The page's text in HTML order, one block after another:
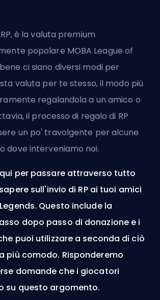
è la valuta premium
popolare MOBA League of
ci siano diversi modi per
valuta per te stesso, il modo più
regalandola a un amico o
il processo di regalo di RP
un po' travolgente per alcune
dove interveniamo noi.
per passare attraverso tutto
sull'invio di RP ai tuoi amici
Questo include la
dopo passo di donazione e i
puoi utilizzare a seconda di ciò
più comodo. Risponderemo
domande che i giocatori
su questo argomento.